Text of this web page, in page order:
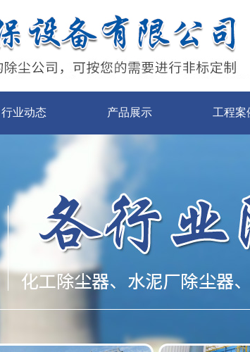
行业动态 产品展示 工程案